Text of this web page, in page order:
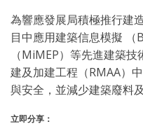
為響應發展局積極推行建
目中應用建築信息模擬
（MiMEP）等先進建築
建及加建工程（RMAA）
與安全，並減少建築廢料
立即分享：